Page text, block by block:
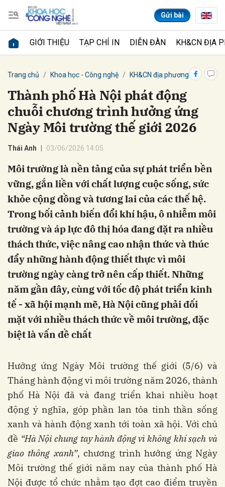
Gửi bài
GIỚI THIỆU TẠP CHÍ IN DIỄN ĐÀN KH&CN ĐỊA
Trang chủ Khoa học - Công nghệ KH&CN địa phương
Thành phố Hà Nội phát động
chuỗi chương trình hưởng ứng
Ngày Môi trường thế giới 2026
Thái Anh 03/06/2026 14:05
Môi trường là nền tảng của sự phát triển bền
vững, gắn liền với chất lượng cuộc sống, sức
khỏe cộng đồng và tương lai của các thế hệ.
Trong bối cảnh biến đổi khí hậu, ô nhiễm môi
trường và áp lực đô thị hóa đang đặt ra nhiều
thách thức, việc nâng cao nhận thức và thúc
đẩy những hành động thiết thực vì môi
trường ngày càng trở nên cấp thiết. Những
năm gần đây, cùng với tốc độ phát triển kinh
tế - xã hội mạnh mẽ, Hà Nội cũng phải đối
mặt với nhiều thách thức về môi trường, đặc
biệt là vấn đề chất
Hưởng ứng Ngày Môi trường thế giới (5/6) và
Tháng hành động vì môi trường năm 2026, thành
phố Hà Nội đã và đang triển khai nhiều hoạt
động ý nghĩa, góp phần lan tỏa tinh thần sống
xanh và hành động xanh tới toàn xã hội. Với chủ
đề “Hà Nội chung tay hành động vì không khí sạch và
giao thông xanh”, chương trình hưởng ứng Ngày
Môi trường thế giới năm nay của thành phố Hà
Nội được tổ chức nhằm tạo đợt cao điểm truyền
Gửi bình luận
Hủy Gửi